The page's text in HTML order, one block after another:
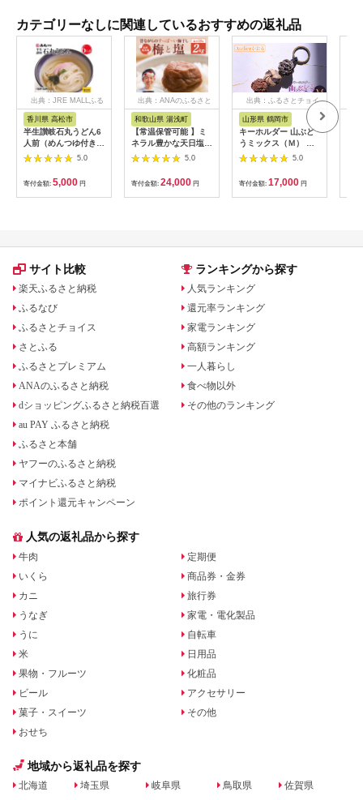
カテゴリーなしに関連しているおすすめの返礼品
出典：JRE MALLふる
さと納税
香川県 高松市
半生讃岐石丸うどん6
人前（めんつゆ付き）
麺300g×2袋
5.0
寄付金額: 5,000 円
出典：ANAのふるさと
和歌山県 湯浅町
【常温保管可能 】ミ
ネラル豊かな天日塩だ
けで漬けた無添加梅干
し2kg 梅ボーイズ｜
B201_EP6024
5.0
寄付金額: 24,000 円
出典：ふるさとチョイ
山形県 鶴岡市
キーホルダー 山ぶど
うミックス（Ｍ） 山
形県鶴岡市 アトリエ
かおる | 山葡萄 雑貨
キーホルダー ギフト
贈り物 お取り寄せ 返
礼品
5.0
寄付金額: 17,000 円
サイト比較
楽天ふるさと納税
ふるなび
ふるさとチョイス
さとふる
ふるさとプレミアム
ANAのふるさと納税
dショッピングふるさと納税百選
au PAY ふるさと納税
ふるさと本舗
ヤフーのふるさと納税
マイナビふるさと納税
ポイント還元キャンペーン
ランキングから探す
人気ランキング
還元率ランキング
家電ランキング
高額ランキング
一人暮らし
食べ物以外
その他のランキング
人気の返礼品から探す
牛肉
いくら
カニ
うなぎ
うに
米
果物・フルーツ
ビール
菓子・スイーツ
おせち
定期便
商品券・金券
旅行券
家電・電化製品
自転車
日用品
化粧品
アクセサリー
その他
地域から返礼品を探す
北海道 埼玉県 岐阜県 鳥取県 佐賀県